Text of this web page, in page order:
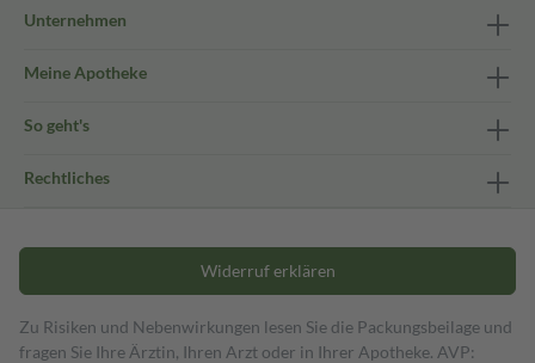
Unternehmen
Meine Apotheke
So geht's
Rechtliches
Widerruf erklären
Zu Risiken und Nebenwirkungen lesen Sie die Packungsbeilage und
fragen Sie Ihre Ärztin, Ihren Arzt oder in Ihrer Apotheke. AVP: